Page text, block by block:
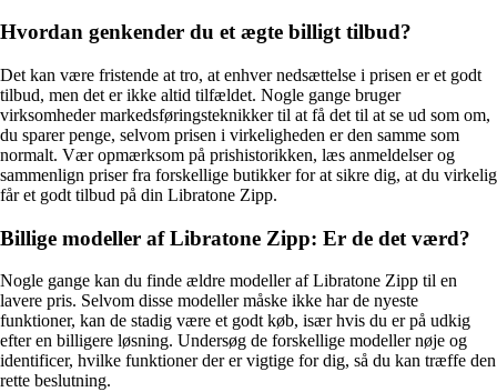
Hvordan genkender du et ægte billigt tilbud?
Det kan være fristende at tro, at enhver nedsættelse i prisen er et godt
tilbud, men det er ikke altid tilfældet. Nogle gange bruger
virksomheder markedsføringsteknikker til at få det til at se ud som om,
du sparer penge, selvom prisen i virkeligheden er den samme som
normalt. Vær opmærksom på prishistorikken, læs anmeldelser og
sammenlign priser fra forskellige butikker for at sikre dig, at du virkelig
får et godt tilbud på din Libratone Zipp.
Billige modeller af Libratone Zipp: Er de det værd?
Nogle gange kan du finde ældre modeller af Libratone Zipp til en
lavere pris. Selvom disse modeller måske ikke har de nyeste
funktioner, kan de stadig være et godt køb, især hvis du er på udkig
efter en billigere løsning. Undersøg de forskellige modeller nøje og
identificer, hvilke funktioner der er vigtige for dig, så du kan træffe den
rette beslutning.